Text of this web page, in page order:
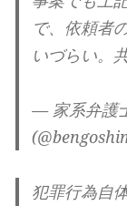
で、依頼者
いづらい。
— 家系弁護
犯罪行為自